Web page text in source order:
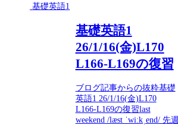
基礎英語1
基礎英語1
26/1/16(金)L170
L166-L169の復習
ブログ記事からの抜粋基礎
英語1 26/1/16(金)L170
L166-L169の復習last
weekend /læst ˈwiːkˌend/ 先週